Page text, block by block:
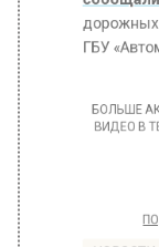
дорожных
ГБУ
БОЛЬШЕ
ВИДЕО В